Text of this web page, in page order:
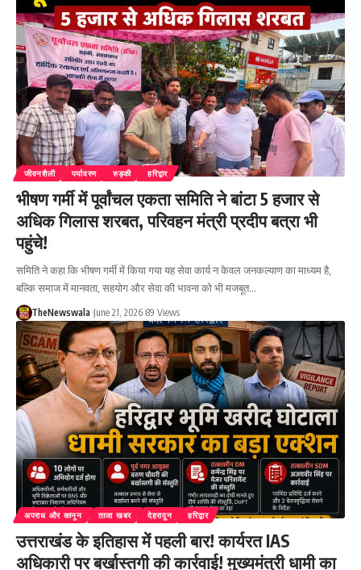
जीवनशैली पर्यावरण रुड़की हरिद्वार
भीषण गर्मी में पूर्वांचल एकता समिति ने बांटा 5 हजार से
अधिक गिलास शरबत, परिवहन मंत्री प्रदीप बत्रा भी
पहुंचे!
समिति ने कहा कि भीषण गर्मी में किया गया यह सेवा कार्य न केवल जनकल्याण का माध्यम है,
बल्कि समाज में मानवता, सहयोग और सेवा की भावना को भी मजबूत…
TheNewswala June 21, 2026 89 Views
अपराध और कानून ताजा खबर देहरादून हरिद्वार
उत्तराखंड के इतिहास में पहली बार! कार्यरत IAS
अधिकारी पर बर्खास्तगी की कार्रवाई! मुख्यमंत्री धामी का